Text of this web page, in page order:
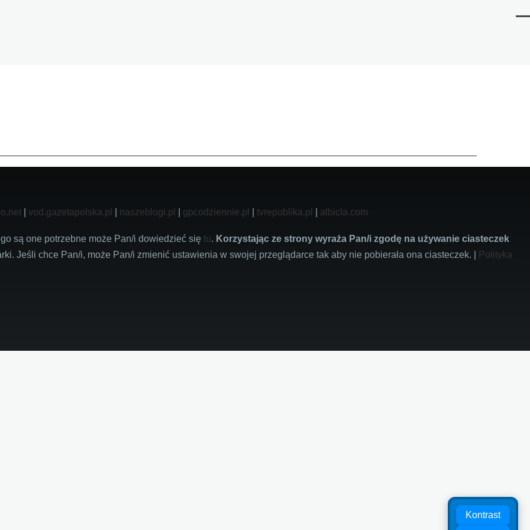
vod.gazetapolska.pl naszeblogi.pl gpcodziennie.pl tvrepublika.pl albicla.com
są one potrzebne może Pan/i dowiedzieć się tu. Korzystając ze strony wyraża Pan/i zgodę na używanie ciasteczek
Jeśli chce Pan/i, może Pan/i zmienić ustawienia w swojej przeglądarce tak aby nie pobierała ona ciasteczek. |
Polityka
Kontrast